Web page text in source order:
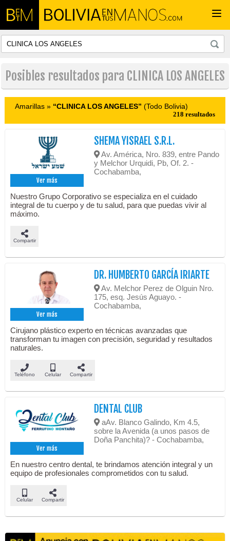
Posibles resultados para CLINICA LOS ANGELES
Amarillas » “CLINICA LOS ANGELES” (Todo Bolivia)
218 resultados
Ver más
SHEMA YISRAEL S.R.L.
Av. América, Nro. 839, entre Pando
y Melchor Urquidi, Pb, Of. 2. -
Cochabamba,
Nuestro Grupo Corporativo se especializa en el cuidado
integral de tu cuerpo y de tu salud, para que puedas vivir al
máximo.
Compartir
Ver más
DR. HUMBERTO GARCÍA IRIARTE
Av. Melchor Perez de Olguin Nro.
175, esq. Jesús Aguayo. -
Cochabamba,
Cirujano plástico experto en técnicas avanzadas que
transforman tu imagen con precisión, seguridad y resultados
naturales.
Teléfono Celular Compartir
Ver más
DENTAL CLUB
aAv. Blanco Galindo, Km 4.5,
sobre la Avenida (a unos pasos de
Doña Panchita)? - Cochabamba,
En nuestro centro dental, te brindamos atención integral y un
equipo de profesionales comprometidos con tu salud.
Celular Compartir